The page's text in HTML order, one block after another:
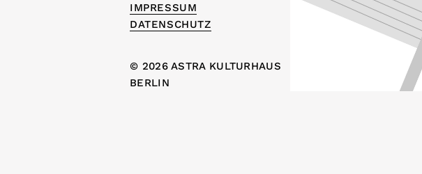
IMPRESSUM
DATENSCHUTZ
© 2026 ASTRA KULTURHAUS
BERLIN